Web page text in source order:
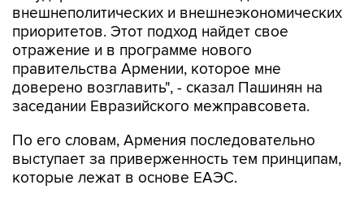
внешнеполитических и внешнеэкономических
приоритетов. Этот подход найдет свое
отражение и в программе нового
правительства Армении, которое мне
доверено возглавить", - сказал Пашинян на
заседании Евразийского межправсовета.
По его словам, Армения последовательно
выступает за приверженность тем принципам,
которые лежат в основе ЕАЭС.